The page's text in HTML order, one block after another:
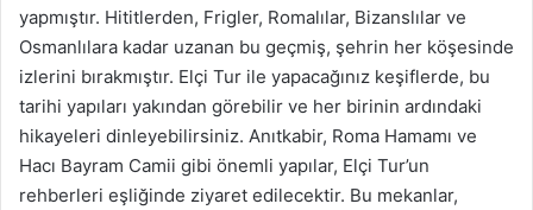
yapmıştır. Hititlerden, Frigler, Romalılar, Bizanslılar ve
Osmanlılara kadar uzanan bu geçmiş, şehrin her köşesinde
izlerini bırakmıştır. Elçi Tur ile yapacağınız keşiflerde, bu
tarihi yapıları yakından görebilir ve her birinin ardındaki
hikayeleri dinleyebilirsiniz. Anıtkabir, Roma Hamamı ve
Hacı Bayram Camii gibi önemli yapılar, Elçi Tur’un
rehberleri eşliğinde ziyaret edilecektir. Bu mekanlar,